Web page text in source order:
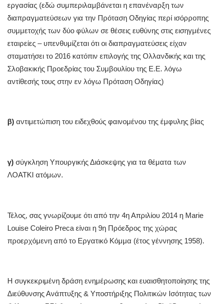
εργασίας (εδώ συμπεριλαμβάνεται η επανέναρξη των
διαπραγματεύσεων για την Πρόταση Οδηγίας περί ισόρροπης
συμμετοχής των δύο φύλων σε θέσεις ευθύνης στις εισηγμένες
εταιρείες – υπενθυμίζεται ότι οι διαπραγματεύσεις είχαν
σταματήσει το 2016 κατόπιν επιλογής της Ολλανδικής και της
Σλοβακικής Προεδρίας του Συμβουλίου της Ε.Ε. λόγω
αντίθεσής τους στην εν λόγω Πρόταση Οδηγίας)
β) αντιμετώπιση του ειδεχθούς φαινομένου της έμφυλης βίας
γ) σύγκληση Υπουργικής Διάσκεψης για τα θέματα των
ΛΟΑΤΚΙ ατόμων.
Τέλος, σας γνωρίζουμε ότι από την 4η Απριλίου 2014 η Marie
Louise Coleiro Preca είναι η 9η Πρόεδρος της χώρας
προερχόμενη από το Εργατικό Κόμμα (έτος γέννησης 1958).
Η συγκεκριμένη δράση ενημέρωσης και ευαισθητοποίησης της
Διεύθυνσης Ανάπτυξης & Υποστήριξης Πολιτικών Ισότητας των